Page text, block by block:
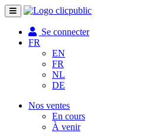
Toggle
navigation
Se connecter
FR
EN
FR
NL
DE
Nos ventes
En cours
À venir